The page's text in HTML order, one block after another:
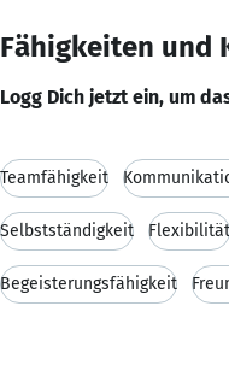
Fähigkeiten und
Logg Dich jetzt ein, um
Teamfähigkeit
Selbstständigkeit Flexibilität
Begeisterungsfähigkeit